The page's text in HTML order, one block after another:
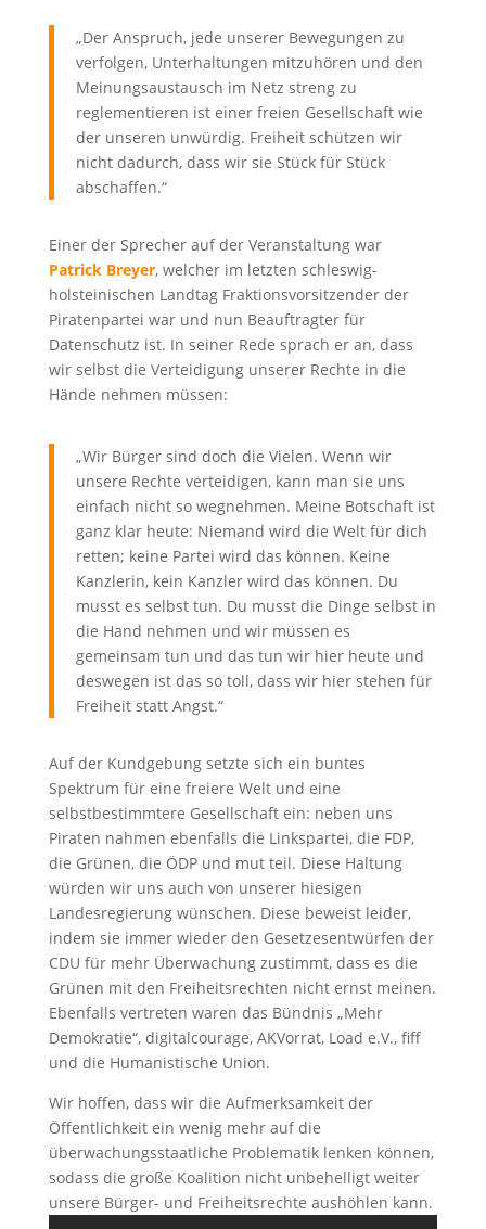
„Der Anspruch, jede unserer Bewegungen zu
verfolgen, Unterhaltungen mitzuhören und den
Meinungsaustausch im Netz streng zu
reglementieren ist einer freien Gesellschaft wie
der unseren unwürdig. Freiheit schützen wir
nicht dadurch, dass wir sie Stück für Stück
abschaffen.“
Einer der Sprecher auf der Veranstaltung war
Patrick Breyer, welcher im letzten schleswig-
holsteinischen Landtag Fraktionsvorsitzender der
Piratenpartei war und nun Beauftragter für
Datenschutz ist. In seiner Rede sprach er an, dass
wir selbst die Verteidigung unserer Rechte in die
Hände nehmen müssen:
„Wir Bürger sind doch die Vielen. Wenn wir
unsere Rechte verteidigen, kann man sie uns
einfach nicht so wegnehmen. Meine Botschaft ist
ganz klar heute: Niemand wird die Welt für dich
retten; keine Partei wird das können. Keine
Kanzlerin, kein Kanzler wird das können. Du
musst es selbst tun. Du musst die Dinge selbst in
die Hand nehmen und wir müssen es
gemeinsam tun und das tun wir hier heute und
deswegen ist das so toll, dass wir hier stehen für
Freiheit statt Angst.“
Auf der Kundgebung setzte sich ein buntes
Spektrum für eine freiere Welt und eine
selbstbestimmtere Gesellschaft ein: neben uns
Piraten nahmen ebenfalls die Linkspartei, die FDP,
die Grünen, die ÖDP und mut teil. Diese Haltung
würden wir uns auch von unserer hiesigen
Landesregierung wünschen. Diese beweist leider,
indem sie immer wieder den Gesetzesentwürfen der
CDU für mehr Überwachung zustimmt, dass es die
Grünen mit den Freiheitsrechten nicht ernst meinen.
Ebenfalls vertreten waren das Bündnis „Mehr
Demokratie“, digitalcourage, AKVorrat, Load e.V., fiff
und die Humanistische Union.
Wir hoffen, dass wir die Aufmerksamkeit der
Öffentlichkeit ein wenig mehr auf die
überwachungsstaatliche Problematik lenken können,
sodass die große Koalition nicht unbehelligt weiter
unsere Bürger- und Freiheitsrechte aushöhlen kann.